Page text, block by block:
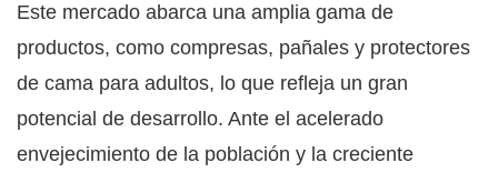
Este mercado abarca una amplia gama de
productos, como compresas, pañales y protectores
de cama para adultos, lo que refleja un gran
potencial de desarrollo. Ante el acelerado
envejecimiento de la población y la creciente